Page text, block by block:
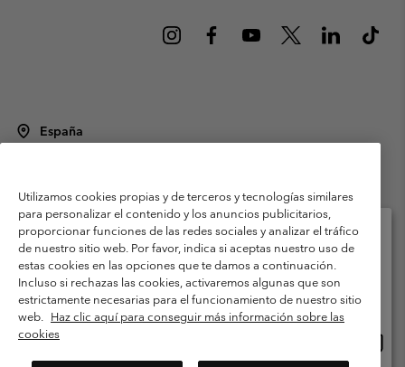
España
Condiciones de uso
Terminos de Venta
Garantía
Política de Privacidad
Términos y condiciones del programa de miembros
Términos De Uso Del Contenido Generado Por Los Usuarios
Impressum
Cookies Public CBCR
Utilizamos cookies propias y de terceros y tecnologías similares
para personalizar el contenido y los anuncios publicitarios,
proporcionar funciones de las redes sociales y analizar el tráfico
de nuestro sitio web. Por favor, indica si aceptas nuestro uso de
estas cookies en las opciones que te damos a continuación.
Incluso si rechazas las cookies, activaremos algunas que son
estrictamente necesarias para el funcionamiento de nuestro sitio
web. Haz clic aquí para conseguir más información sobre las
cookies
Selecciona tu país e idioma envío
Compras en línea disponibles